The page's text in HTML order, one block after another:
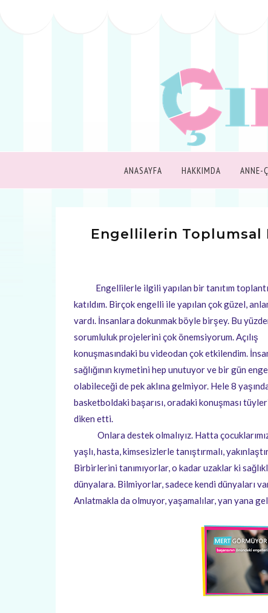
ANASAYFA HAKKIMDA ANNE-
Engellilerin Toplumsal
Engellilerle ilgili yapılan bir tanıtım
katıldım. Birçok engelli ile yapılan çok güzel,
vardı. İnsanlara dokunmak böyle birşey. Bu
sorumluluk projelerini çok önemsiyorum. Açılış
konuşmasındaki bu videodan çok etkilendim.
sağlığının kıymetini hep unutuyor ve bir gün
olabileceği de pek aklına gelmiyor. Hele 8
basketboldaki başarısı, oradaki konuşması
diken etti.
Onlara destek olmalıyız. Hatta
yaşlı, hasta, kimsesizlerle tanıştırmalı,
Birbirlerini tanımıyorlar, o kadar uzaklar ki
dünyalara. Bilmiyorlar, sadece kendi dünyaları
Anlatmakla da olmuyor, yaşamalılar, yan yana